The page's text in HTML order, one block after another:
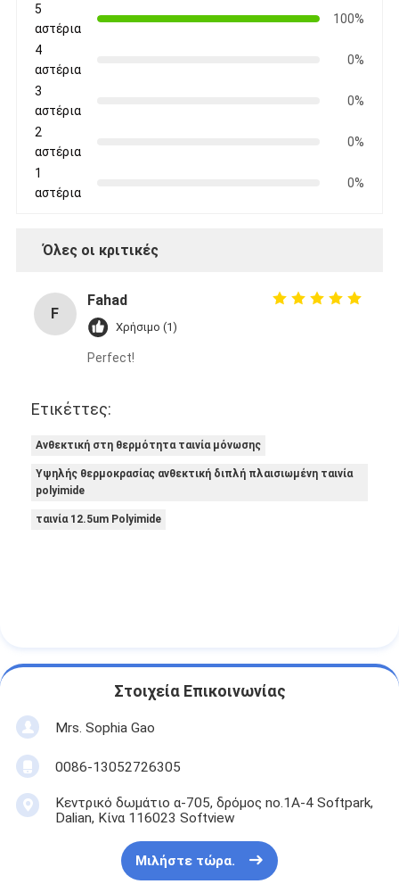
Προϊόντα
Γύρος εργοστασίων
Ταινία μόνωσης υφασμάτων γυαλιού
Ανθεκτική στη θερμότητα ταινία μόνωσης
Κολλητική ταινία υφασμάτων γυαλιού
Κολλητική ταινία ταινιών Polyimide
Κολλητική ταινία φύλλων αλουμινίου αργιλίου
5
αστέρια
100%
4
αστέρια
0%
3
αστέρια
0%
2
αστέρια
0%
1
αστέρια
0%
Όλες οι κριτικές
F
Fahad
Χρήσιμο (1)
Perfect!
Ετικέττες:
Ανθεκτική στη θερμότητα ταινία μόνωσης
Υψηλής θερμοκρασίας ανθεκτική διπλή πλαισιωμένη ταινία
polyimide
ταινία 12.5um Polyimide
Στοιχεία Επικοινωνίας
Mrs. Sophia Gao
0086-13052726305
Κεντρικό δωμάτιο α-705, δρόμος no.1A-4 Softpark,
Dalian, Κίνα 116023 Softview
Μιλήστε τώρα.